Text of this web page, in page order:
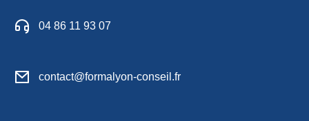
04 86 11 93 07
contact@formalyon-conseil.fr